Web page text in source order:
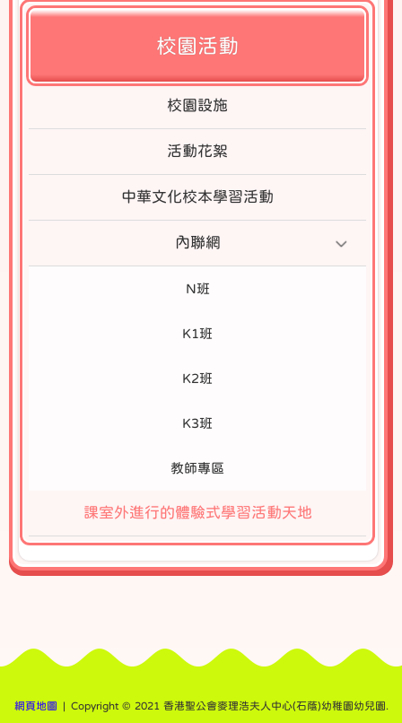
校園活動
校園設施
活動花絮
中華文化校本學習活動
內聯網
N班
K1班
K2班
K3班
教師專區
課室外進行的體驗式學習活動天地
網頁地圖 | Copyright © 2021 香港聖公會麥理浩夫人中心(石蔭)幼稚園幼兒園.